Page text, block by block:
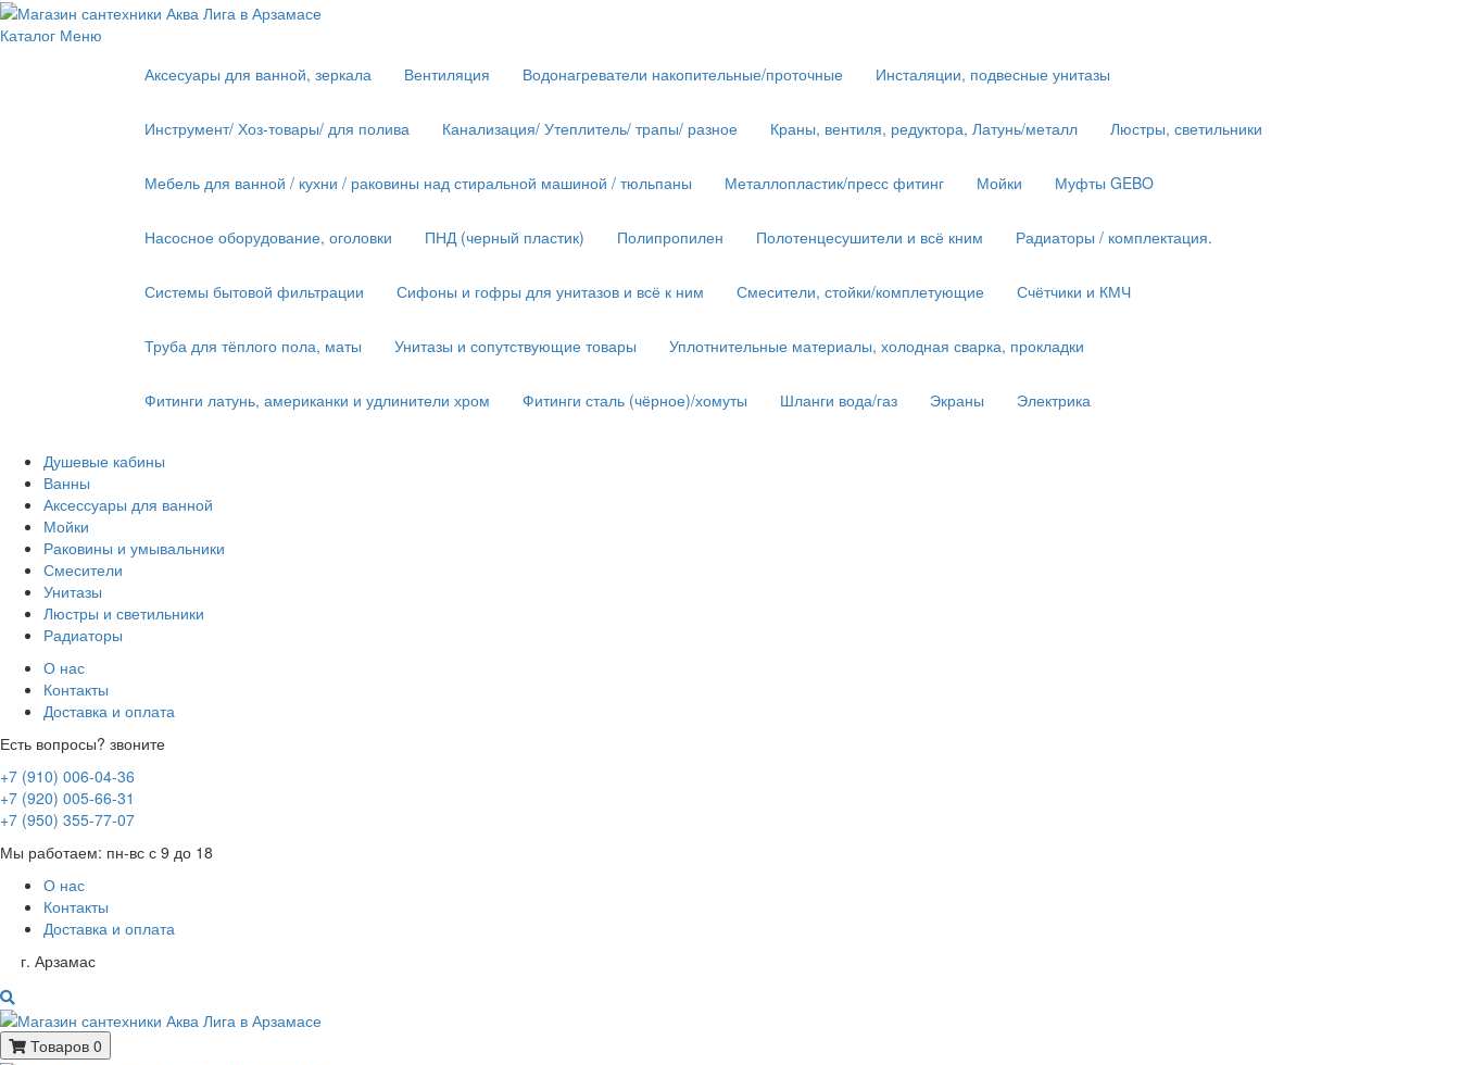
Каталог Меню
Аксесуары для ванной, зеркала
Вентиляция Водонагреватели накопительные/проточные Инсталяции, подвесные унитазы
Инструмент/ Хоз-товары/ для полива Канализация/ Утеплитель/ трапы/ разное Краны, вентиля, редуктора, Латунь/металл Люстры, светильники
Мебель для ванной / кухни / раковины над стиральной машиной / тюльпаны Металлопластик/пресс фитинг Мойки Муфты GEBO
Насосное оборудование, оголовки ПНД (черный пластик) Полипропилен Полотенцесушители и всё кним Радиаторы / комплектация.
Системы бытовой фильтрации Сифоны и гофры для унитазов и всё к ним Смесители, стойки/комплетующие Счётчики и КМЧ
Труба для тёплого пола, маты Унитазы и сопутствующие товары Уплотнительные материалы, холодная сварка, прокладки
Фитинги латунь, американки и удлинители хром Фитинги сталь (чёрное)/хомуты Шланги вода/газ Экраны Электрика
Душевые кабины
Ванны
Аксессуары для ванной
Мойки
Раковины и умывальники
Смесители
Унитазы
Люстры и светильники
Радиаторы
О нас
Контакты
Доставка и оплата
Есть вопросы? звоните
+7 (910) 006-04-36
+7 (920) 005-66-31
+7 (950) 355-77-07
Мы работаем: пн-вс с 9 до 18
О нас
Контакты
Доставка и оплата
г. Арзамас
Товаров 0